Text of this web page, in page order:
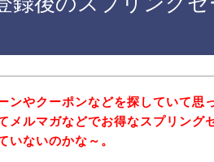
ンやクーポンなどを探していて思
メルマガなどでお得なスプリング
いないのかな～。